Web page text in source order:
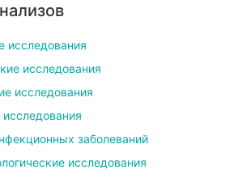
исследования
исследования
исследования
заболеваний
исследования